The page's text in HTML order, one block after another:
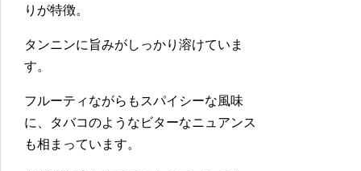
りが特徴。
タンニンに旨みがしっかり溶けていま
す。
フルーティながらもスパイシーな風味
に、タバコのようなビターなニュアンス
も相まっています。